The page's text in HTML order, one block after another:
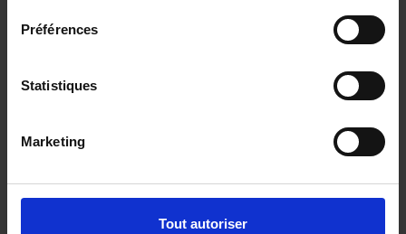
Préférences
Statistiques
Marketing
Tout autoriser
205 BVA10 E-4WD TREMOR COVER 4PL